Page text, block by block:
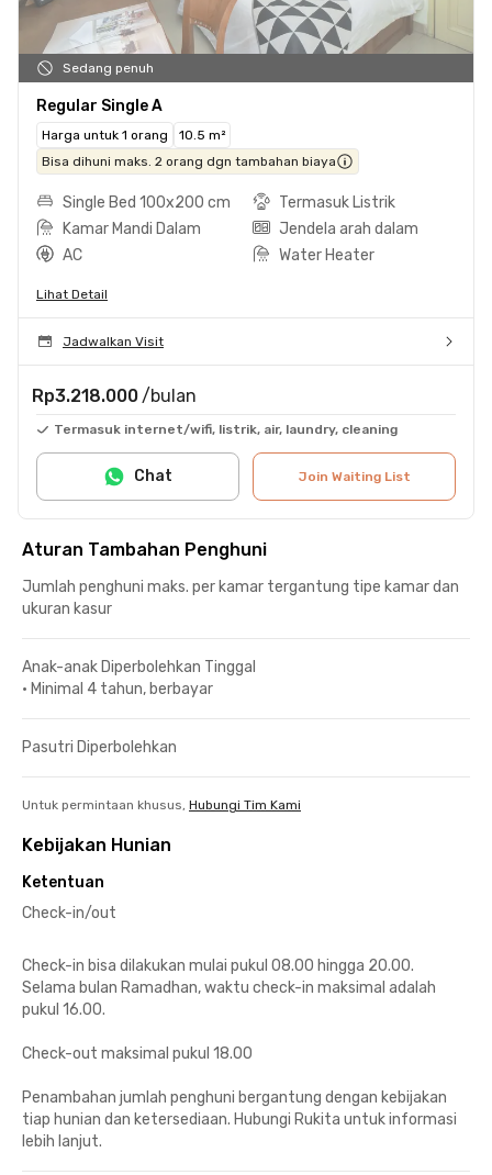
Sedang penuh
Regular Single A
Harga untuk 1 orang
10.5 m²
Bisa dihuni maks. 2 orang dgn tambahan biaya
Single Bed 100x200 cm
Termasuk Listrik
Kamar Mandi Dalam
Jendela arah dalam
AC
Water Heater
Lihat Detail
Jadwalkan Visit
Rp3.218.000 /bulan
Termasuk internet/wifi, listrik, air, laundry, cleaning
Join Waiting List
Chat
Aturan Tambahan Penghuni
Jumlah penghuni maks. per kamar tergantung tipe kamar dan
ukuran kasur
Anak-anak Diperbolehkan Tinggal
• Minimal 4 tahun, berbayar
Pasutri Diperbolehkan
Untuk permintaan khusus, Hubungi Tim Kami
Kebijakan Hunian
Ketentuan
Check-in/out
Check-in bisa dilakukan mulai pukul 08.00 hingga 20.00.
Selama bulan Ramadhan, waktu check-in maksimal adalah
pukul 16.00.
Check-out maksimal pukul 18.00
Penambahan jumlah penghuni bergantung dengan kebijakan
tiap hunian dan ketersediaan. Hubungi Rukita untuk informasi
lebih lanjut.